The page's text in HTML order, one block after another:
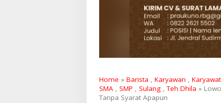
Home » Barista , Karyawan ,
SMA , SMP , Sulang ,Teh Dhila »
Tanpa Syarat Apapun